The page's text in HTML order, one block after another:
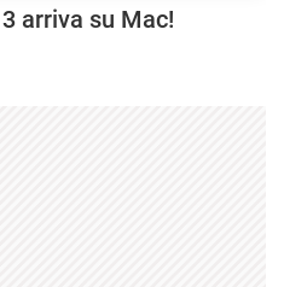
3 arriva su Mac!